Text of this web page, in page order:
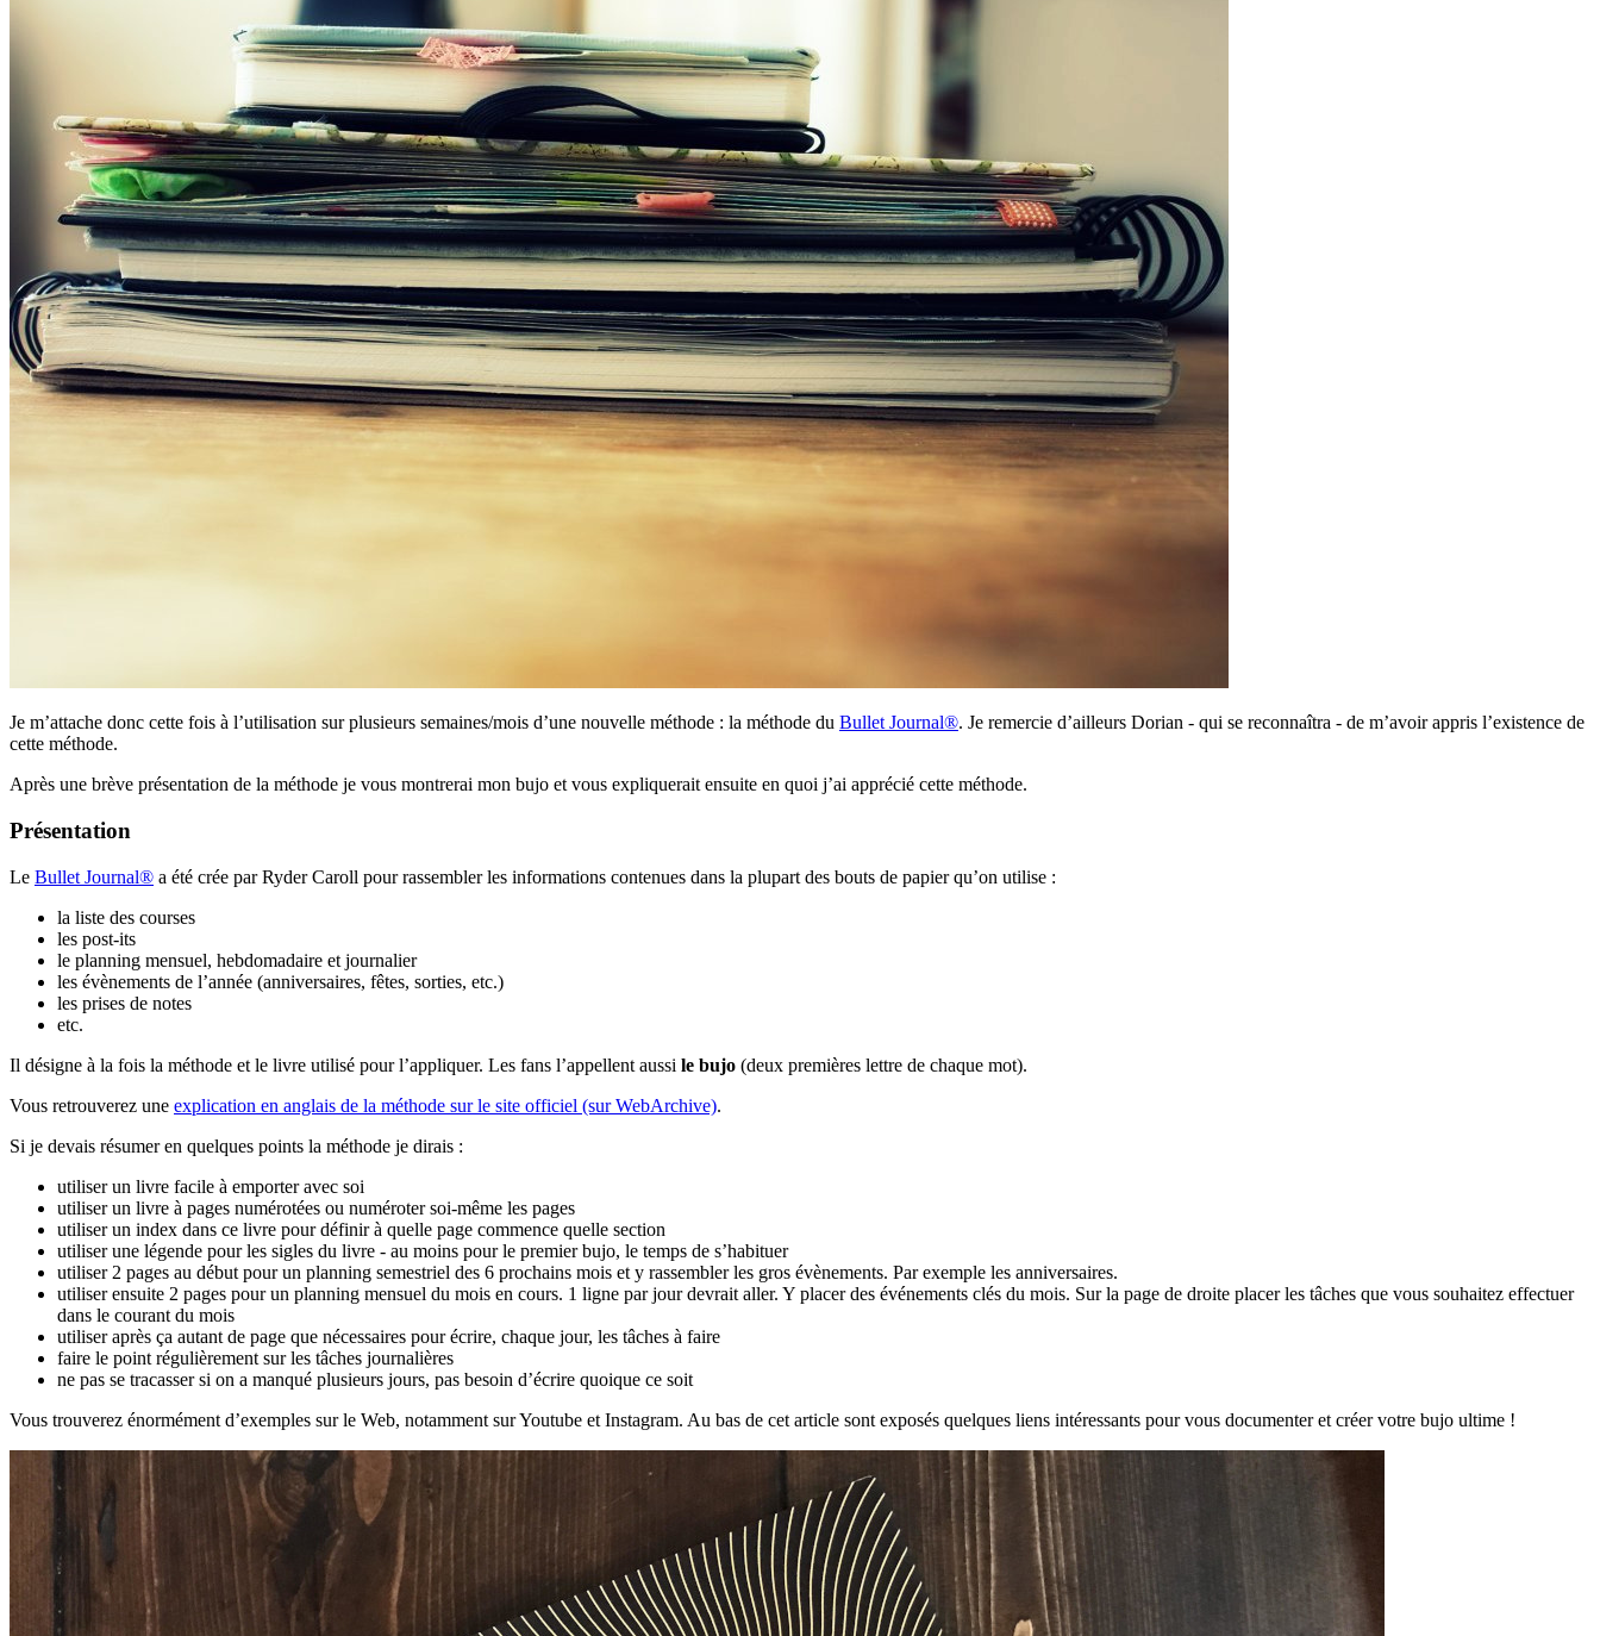
Je m’attache donc cette fois à l’utilisation sur plusieurs semaines/mois d’une nouvelle méthode : la méthode du Bullet Journal®. Je remercie d’ailleurs Dorian - qui se reconnaîtra - de m’avoir appris l’existence de
cette méthode.
Après une brève présentation de la méthode je vous montrerai mon bujo et vous expliquerait ensuite en quoi j’ai apprécié cette méthode.
Présentation
Le Bullet Journal® a été crée par Ryder Caroll pour rassembler les informations contenues dans la plupart des bouts de papier qu’on utilise :
la liste des courses
les post-its
le planning mensuel, hebdomadaire et journalier
les évènements de l’année (anniversaires, fêtes, sorties, etc.)
les prises de notes
etc.
Il désigne à la fois la méthode et le livre utilisé pour l’appliquer. Les fans l’appellent aussi le bujo (deux premières lettre de chaque mot).
Vous retrouverez une explication en anglais de la méthode sur le site officiel (sur WebArchive).
Si je devais résumer en quelques points la méthode je dirais :
utiliser un livre facile à emporter avec soi
utiliser un livre à pages numérotées ou numéroter soi-même les pages
utiliser un index dans ce livre pour définir à quelle page commence quelle section
utiliser une légende pour les sigles du livre - au moins pour le premier bujo, le temps de s’habituer
utiliser 2 pages au début pour un planning semestriel des 6 prochains mois et y rassembler les gros évènements. Par exemple les anniversaires.
utiliser ensuite 2 pages pour un planning mensuel du mois en cours. 1 ligne par jour devrait aller. Y placer des événements clés du mois. Sur la page de droite placer les tâches que vous souhaitez effectuer
dans le courant du mois
utiliser après ça autant de page que nécessaires pour écrire, chaque jour, les tâches à faire
faire le point régulièrement sur les tâches journalières
ne pas se tracasser si on a manqué plusieurs jours, pas besoin d’écrire quoique ce soit
Vous trouverez énormément d’exemples sur le Web, notamment sur Youtube et Instagram. Au bas de cet article sont exposés quelques liens intéressants pour vous documenter et créer votre bujo ultime !